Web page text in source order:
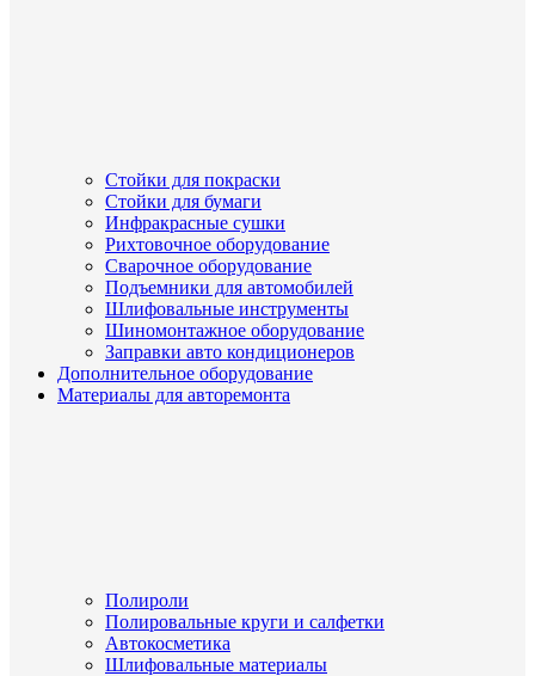
Стойки для покраски
Стойки для бумаги
Инфракрасные сушки
Рихтовочное оборудование
Сварочное оборудование
Подъемники для автомобилей
Шлифовальные инструменты
Шиномонтажное оборудование
Заправки авто кондиционеров
Дополнительное оборудование
Материалы для авторемонта
Полироли
Полировальные круги и салфетки
Автокосметика
Шлифовальные материалы